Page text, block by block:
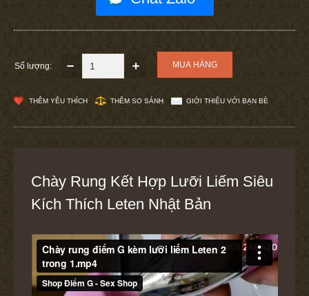
Số lượng:
THÊM YÊU THÍCH THÊM SO SÁNH GIỚI THIỆU VỚI BẠN BÈ
Chày Rung Kết Hợp Lưỡi Liếm Siêu
Kích Thích Leten Nhật Bản